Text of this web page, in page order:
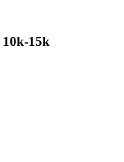
10k-15k